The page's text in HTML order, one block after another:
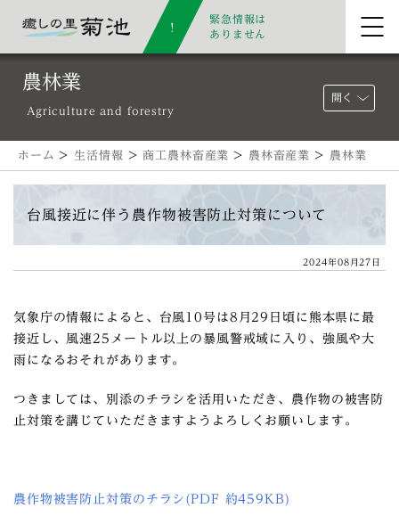
緊急情報は
ありません
農林業
Agriculture and forestry
開く
ホーム >生活情報 >商工農林畜産業 > 農林畜産業 > 農林業
台風接近に伴う農作物被害防止対策について
2024年08月27日
気象庁の情報によると、台風10号は8月29日頃に熊本県に最
接近し、風速25メートル以上の暴風警戒域に入り、強風や大
雨になるおそれがあります。
つきましては、別添のチラシを活用いただき、農作物の被害防
止対策を講じていただきますようよろしくお願いします。
農作物被害防止対策のチラシ(PDF 約459KB)